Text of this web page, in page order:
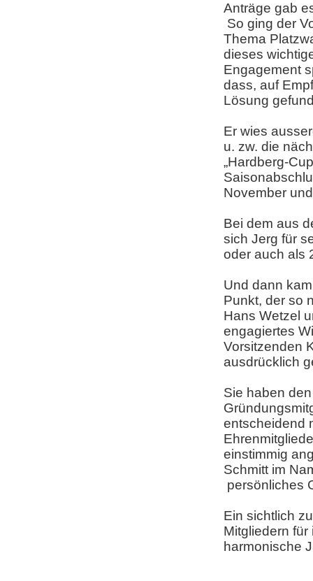
Anträge gab
So ging der
Thema
dieses
Engagement
dass, auf
Lösung
Er wies
u. zw. die
„Hardberg-
November
Bei dem aus
sich Jerg für
oder auch als
Und dann
Punkt, der so
Hans Wetzel
engagiertes
Vorsitzenden
ausdrücklich
Sie haben
entscheidend
einstimmig
Schmitt im
persönliches
Ein sichtlich
Mitgliedern
harmonische